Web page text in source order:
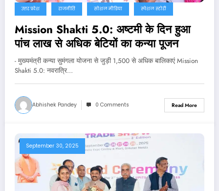
उत्तर प्रदेश राजनीति सोशल मीडिया स्पेशल स्टोरी
Mission Shakti 5.0: अष्टमी के दिन हुआ
पांच लाख से अधिक बेटियों का कन्या पूजन
- मुख्यमंत्री कन्या सुमंगला योजना से जुड़ी 1,500 से अधिक बालिकाएं Mission
Shakti 5.0: नवरात्रि…
Abhishek Pandey 0 Comments Read More
September 30, 2025